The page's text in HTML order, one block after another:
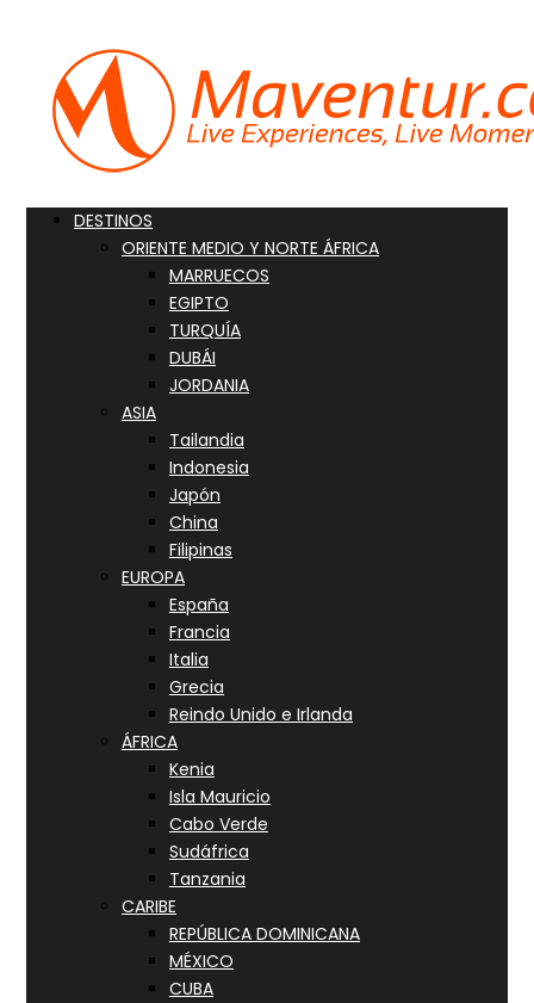
DESTINOS
ORIENTE MEDIO Y NORTE ÁFRICA
MARRUECOS
EGIPTO
TURQUÍA
DUBÁI
JORDANIA
ASIA
Tailandia
Indonesia
Japón
China
Filipinas
EUROPA
España
Francia
Italia
Grecia
Reindo Unido e Irlanda
ÁFRICA
Kenia
Isla Mauricio
Cabo Verde
Sudáfrica
Tanzania
CARIBE
REPÚBLICA DOMINICANA
MÉXICO
CUBA